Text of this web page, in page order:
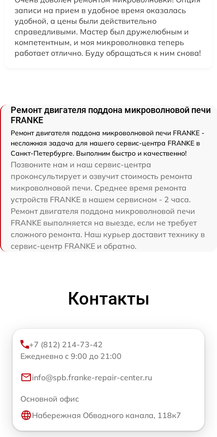
записи на прием в удобное время оказалась
удобной, а цены были действительно
справедливыми. Мастер был дружелюбным и
компетентным, и моя микроволновка теперь
работает отлично. Буду обращаться к ним снова!
Ремонт двигателя поддона микроволновой печи
FRANKE
Ремонт двигателя поддона микроволновой печи FRANKE -
несложная задача для нашего сервис-центра FRANKE в
Санкт-Петербурге. Выполним быстро и качественно!
Позвоните нам и наш сервис-центра
проконсультирует и озвучит стоимость ремонта
микроволновой печи. Среднее время ремонта
устройств FRANKE в нашем сервисном - 2 часа.
Ремонт двигателя поддона микроволновой печи
FRANKE выполняется на выезде, если не требует
сложного ремонта. Наш курьер доставит технику в
сервис-центр FRANKE и обратно.
Контакты
+7 (812) 214-73-42
Ежедневно с 9:00 до 21:00
info@spb.franke-repair-center.ru
Основной офис
Набережная Обводного канала, 118к7